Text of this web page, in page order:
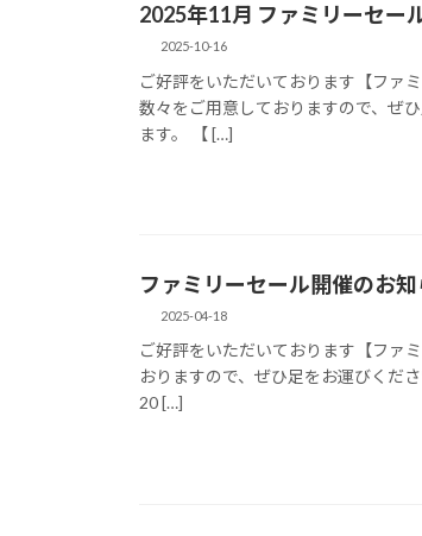
2025年11月 ファミリーセー
2025-10-16
ご好評をいただいております【ファ
数々をご用意しておりますので、ぜ
ます。 【 […]
ファミリーセール開催のお知
2025-04-18
ご好評をいただいております【ファ
おりますので、ぜひ足をお運びくだ
20 […]